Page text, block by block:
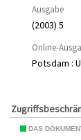
Ausgabe
(2003) 5
Online-
Potsdam :
DAS